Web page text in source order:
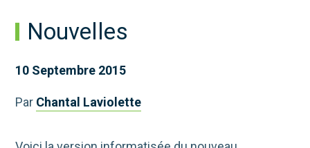
Nouvelles
10 Septembre 2015
Par Chantal Laviolette